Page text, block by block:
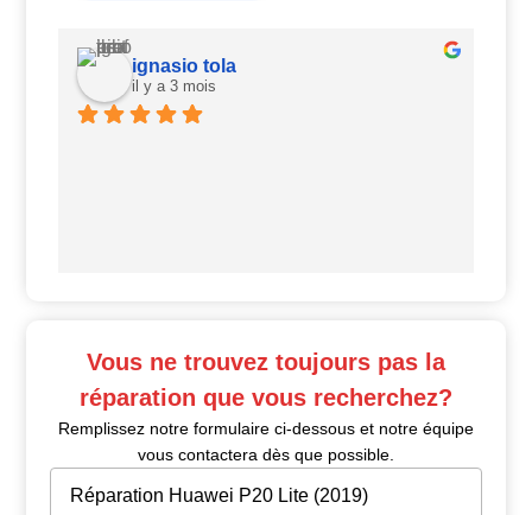
ignasio tola
il y a 3 mois
Vous ne trouvez toujours pas la
réparation que vous recherchez?
Remplissez notre formulaire ci-dessous et notre équipe
vous contactera dès que possible.